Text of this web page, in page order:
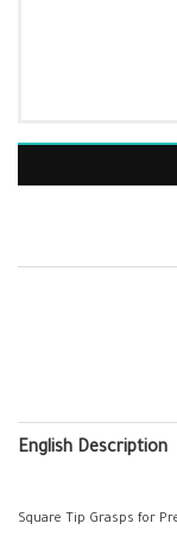
English Description
Square Tip Grasps for